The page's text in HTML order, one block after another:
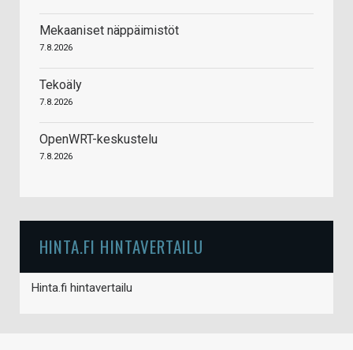
Mekaaniset näppäimistöt
7.8.2026
Tekoäly
7.8.2026
OpenWRT-keskustelu
7.8.2026
HINTA.FI HINTAVERTAILU
Hinta.fi hintavertailu